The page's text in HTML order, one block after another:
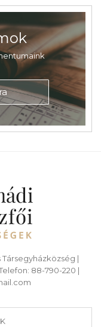
|
88-790-220 |